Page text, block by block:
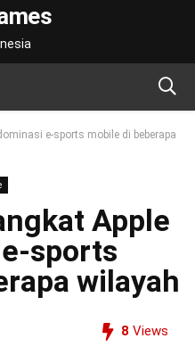
e-sports mobile di beberapa
Apple
sports
wilayah
8 Views